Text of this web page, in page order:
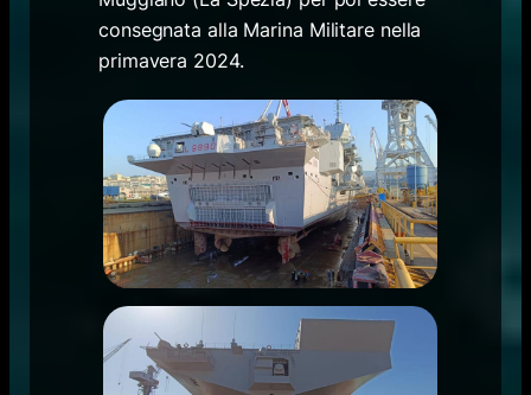
consegnata alla Marina Militare nella
primavera 2024.